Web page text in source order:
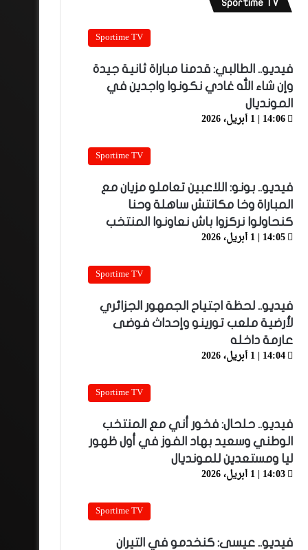
Sportime TV
Sportime TV
فيديو.. الطالبي: قدمنا مباراة ثانية جيدة
وإن شاء الله غادي نكونوا واجدين في
المونديال
14:06 | 1 أبريل، 2026
Sportime TV
فيديو.. بونو: اللاعبين تعاملو مزيان مع
المباراة وخا مكانتش ساهلة وحنا
كنحاولوا نركزوا باش نعاونوا المنتخب
14:05 | 1 أبريل، 2026
Sportime TV
فيديو.. لحظة اجتياح الجمهور الجزائري
لأرضية ملعب تورينو وإحداث فوضى
عارمة داخله
14:04 | 1 أبريل، 2026
Sportime TV
فيديو.. حلحال: فخور أني مع المنتخب
الوطني وسعيد بهاد الفوز في أول ظهور
ليا ومستعدين للمونديال
14:03 | 1 أبريل، 2026
Sportime TV
فيديو.. عيسى: كنخدمو في التيران